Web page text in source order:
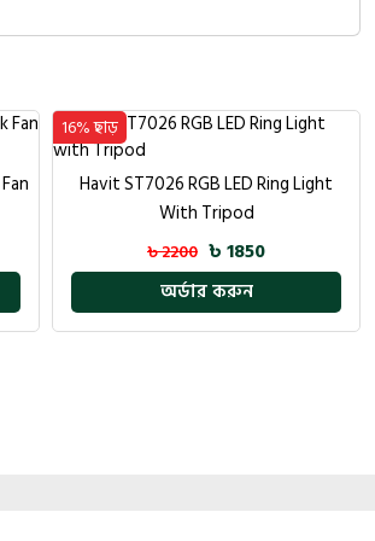
33% ছাড়
GearUP WM30 Transparent Crystal
2.4G + Bluetooth Magnetic Wireless
Mouse
৳ 1500 ৳ 999
অর্ডার করুন